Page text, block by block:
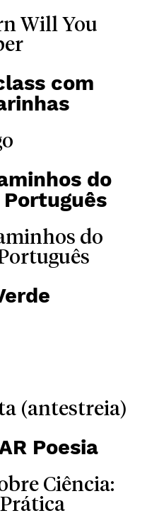
Will You
com
do
do
(antestreia)
Poesia
Ciência: